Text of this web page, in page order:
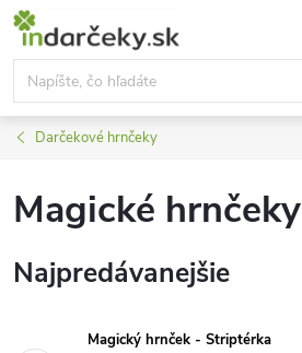
Prejsť
obsah
Darčekové hrnčeky
Magické hrnčeky
Najpredávanejšie
Magický hrnček - Striptérka